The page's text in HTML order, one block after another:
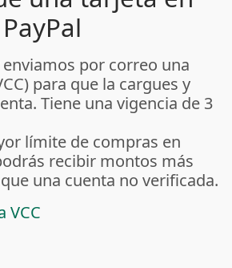
por correo una
para que la cargues y
Tiene una vigencia de 3
límite de compras en
recibir montos más
una cuenta no verificada.
VCC